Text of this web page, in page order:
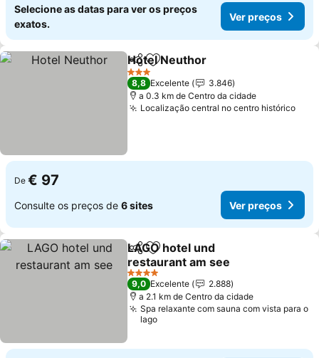
Selecione as datas para ver os preços
exatos.
Ver preços
PartilharAdicionar aos favoritos
Hotel Neuthor
3 Estrelas
8,8 Excelente
3.846
a 0.3 km de Centro da cidade
Localização central no centro histórico
De € 97
Consulte os preços de 6 sites Ver preços
PartilharAdicionar aos favoritos
LAGO hotel und
restaurant am see
4 Estrelas
9,0 Excelente
2.888
a 2.1 km de Centro da cidade
Spa relaxante com sauna com vista para o
lago